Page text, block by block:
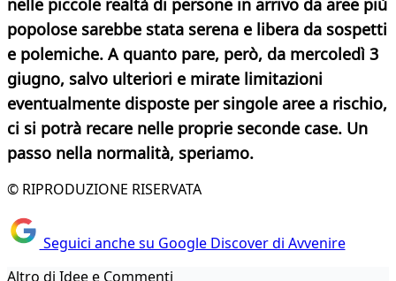
nelle piccole realtà di persone in arrivo da aree più
popolose sarebbe stata serena e libera da sospetti
e polemiche. A quanto pare, però, da mercoledì 3
giugno, salvo ulteriori e mirate limitazioni
eventualmente disposte per singole aree a rischio,
ci si potrà recare nelle proprie seconde case. Un
passo nella normalità, speriamo.
© RIPRODUZIONE RISERVATA
Seguici anche su Google Discover di Avvenire
Altro di Idee e Commenti